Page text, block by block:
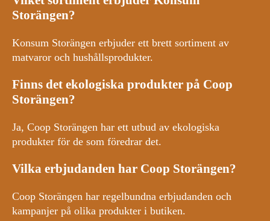
Storängen?
Konsum Storängen erbjuder ett brett sortiment av
matvaror och hushållsprodukter.
Finns det ekologiska produkter på Coop
Storängen?
Ja, Coop Storängen har ett utbud av ekologiska
produkter för de som föredrar det.
Vilka erbjudanden har Coop Storängen?
Coop Storängen har regelbundna erbjudanden och
kampanjer på olika produkter i butiken.